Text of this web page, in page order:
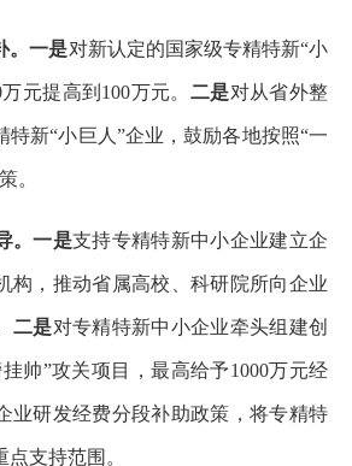
。一是对新认定的国家级专精特新“小
元提高到100万元。 二是对从省外整
特新“小巨人”企业，鼓励各地按照“一
。
。一是支持专精特新中小企业建立企
构，推动省属高校、科研院所向企业
二是对专精特新中小企业牵头组建创
帅”攻关项目，最高给予1000万元经
业研发经费分段补助政策，将专精特
支持范围。